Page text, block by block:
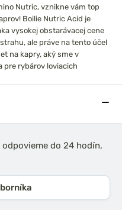
Nutric, vznikne vám top
Boilie Nutric Acid je
vysokej obstarávacej cene
ale práve na tento účel
na kapry, aký sme v
pre rybárov loviacich
do 24 hodín,